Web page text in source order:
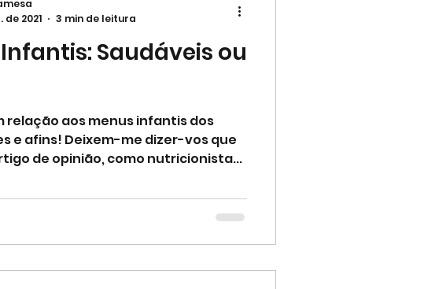
Saudáveis ou
relação aos menus infantis dos
e afins! Deixem-me dizer-vos que
de opinião, como nutricionista...
de 2021
3 min de leitura